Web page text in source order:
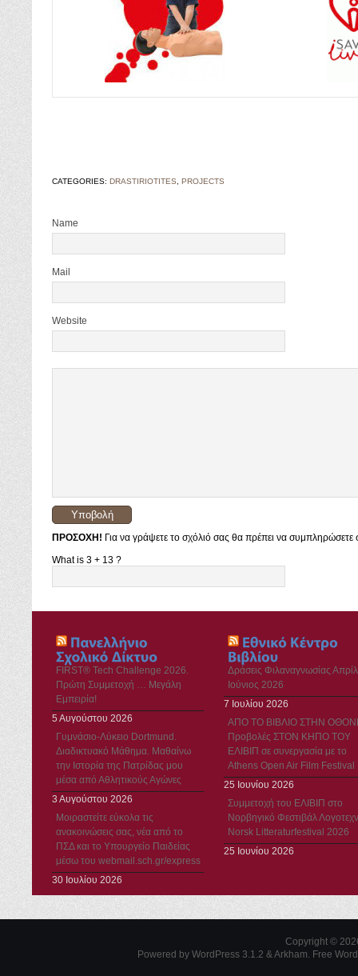
CATEGORIES: DRASTIRIOTITES PROJECTS
Name
Mail
Website
ΠΡΟΣΟΧΗ! Για να γράψετε το σχόλιό σας θα πρέπει να
What is 3 + 13 ?
FIRST® Tech Challenge 2026.
Πρώτη Συμμετοχή … Μεγάλη
Εμπειρία!
5 Αυγούστου 2026
Γυμνάσιο-Λύκειο Dortmund.
Διαδικτυακό Μάθημα. Μαθαίνω
την Ιστορία της Πατρίδας μου
μέσα από Αθλητικούς Αγώνες
3 Αυγούστου 2026
Μοιραστείτε εύκολα τις
ανακοινώσεις σας, νέα από το
ΠΣΔ και το Υπουργείο Παιδείας
μέσω του webmail.sch.gr/express
30 Ιουλίου 2026
Δράσεις Φιλαναγνωσίας
Ιούνιος 2026
7 Ιουλίου 2026
ΑΠΟ ΤΟ ΒΙΒΛΙΟ ΣΤΗΝ
Προβολές ΣΤΟΝ ΚΗΠΟ ΤΟΥ
ΕΛΙΒΙΠ σε συνεργασία με το
Athens Open Air Film Festival
25 Ιουνίου 2026
Συμμετοχή του ΕΛΙΒΙΠ στο
Νορβηγικό Φεστιβάλ
Norsk Litteraturfestival 2026
25 Ιουνίου 2026
Copyright ©
Powered by WordPress 3.1.2 & Arkham. Free